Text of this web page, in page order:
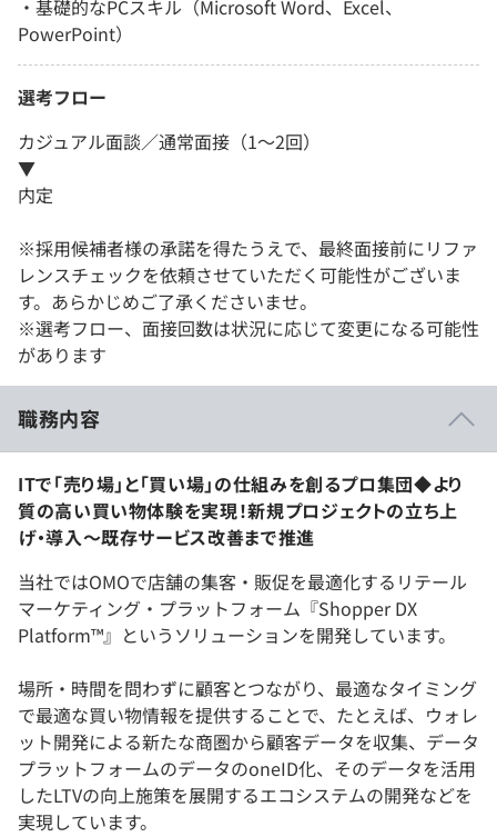
・基礎的なPCスキル（Microsoft Word、Excel、
PowerPoint）
選考フロー
カジュアル面談／通常面接（1～2回）
▼
内定
※採用候補者様の承諾を得たうえで、最終面接前にリファ
レンスチェックを依頼させていただく可能性がございま
す。あらかじめご了承くださいませ。
※選考フロー、面接回数は状況に応じて変更になる可能性
があります
職務内容
ITで「売り場」と「買い場」の仕組みを創るプロ集団◆より
質の高い買い物体験を実現！新規プロジェクトの立ち上
げ・導入〜既存サービス改善まで推進
当社ではOMOで店舗の集客・販促を最適化するリテール
マーケティング・プラットフォーム『Shopper DX
Platform™』というソリューションを開発しています。
場所・時間を問わずに顧客とつながり、最適なタイミング
で最適な買い物情報を提供することで、たとえば、ウォレ
ット開発による新たな商圏から顧客データを収集、データ
プラットフォームのデータのoneID化、そのデータを活用
したLTVの向上施策を展開するエコシステムの開発などを
実現しています。